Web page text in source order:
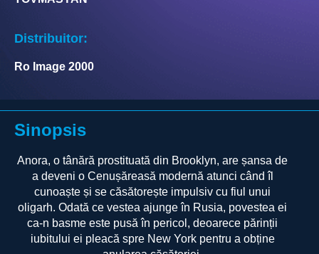
Distribuitor:
Ro Image 2000
Sinopsis
Anora, o tânără prostituată din Brooklyn, are șansa de
a deveni o Cenușăreasă modernă atunci când îl
cunoaște și se căsătorește impulsiv cu fiul unui
oligarh. Odată ce vestea ajunge în Rusia, povestea ei
ca-n basme este pusă în pericol, deoarece părinții
iubitului ei pleacă spre New York pentru a obține